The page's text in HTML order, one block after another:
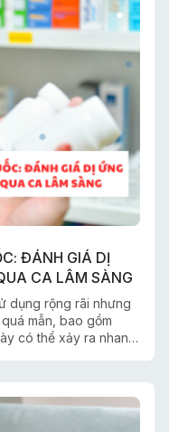
ĐÁNH GIÁ DỊ
CA LÂM SÀNG
dụng rộng rãi nhưng
mẫn, bao gồm
có thể xảy ra nhanh